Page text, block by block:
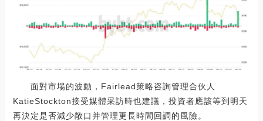
面對市場的波動，Fairlead策略咨詢管理合伙人
KatieStockton接受媒體采訪時也建議，投資者應該等到明天
再決定是否減少敞口并管理更長時間回調的風險。